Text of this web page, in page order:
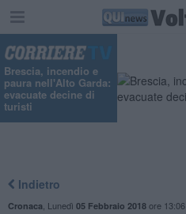
Brescia, incendio e
paura nell'Alto Garda:
evacuate decine di
turisti
Indietro
Cronaca Lunedì 05 Febbraio 2018ore 13:06